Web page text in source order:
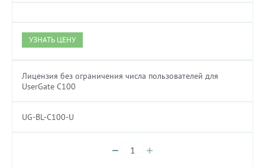
УЗНАТЬ ЦЕНУ
Лицензия без ограничения числа пользователей для
UserGate C100
UG-BL-C100-U